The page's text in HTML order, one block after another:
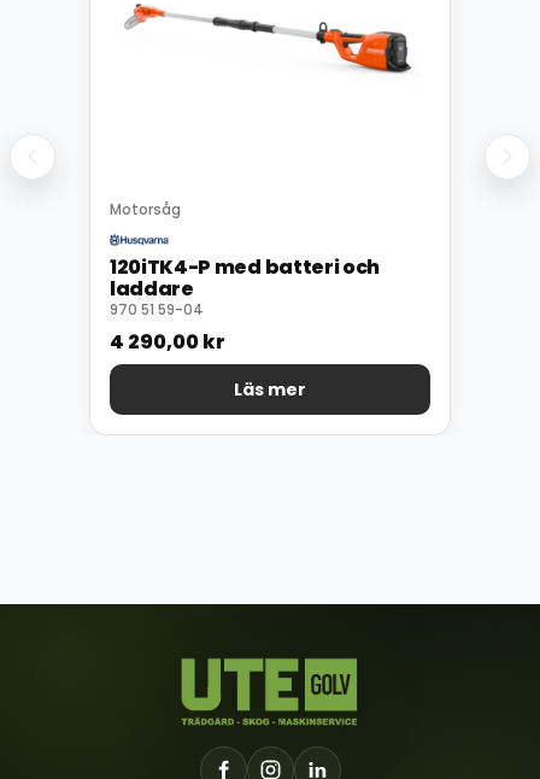
Motorsåg
120iTK4-P med batteri och
laddare
970 51 59-04
4 290,00kr
Läs mer